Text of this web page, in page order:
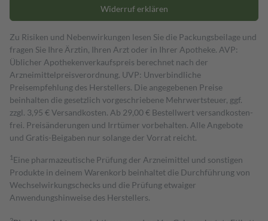
Widerruf erklären
Zu Risiken und Nebenwirkungen lesen Sie die Packungsbeilage und
fragen Sie Ihre Ärztin, Ihren Arzt oder in Ihrer Apotheke. AVP:
Üblicher Apothekenverkaufspreis berechnet nach der
Arzneimittelpreisverordnung. UVP: Unverbindliche
Preisempfehlung des Herstellers. Die angegebenen Preise
beinhalten die gesetzlich vorgeschriebene Mehrwertsteuer, ggf.
zzgl. 3,95 € Versandkosten. Ab 29,00 € Bestell­wert versand­kosten­
frei. Preisänderungen und Irrtümer vorbehalten. Alle Angebote
und Gratis-Beigaben nur solange der Vorrat reicht.
1 Eine pharmazeutische Prüfung der Arzneimittel und sonstigen
Produkte in deinem Warenkorb beinhaltet die Durchführung von
Wechselwirkungschecks und die Prüfung etwaiger
Anwendungshinweise des Herstellers.